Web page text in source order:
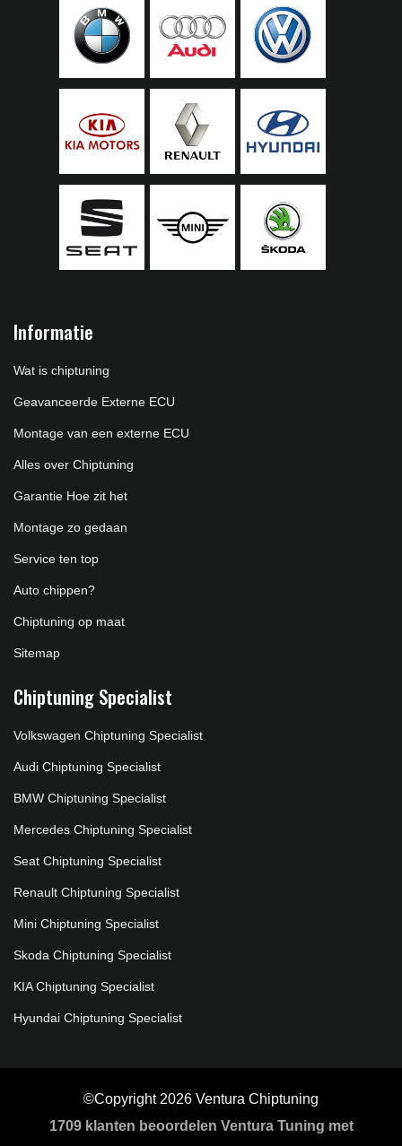
Informatie
Wat is chiptuning
Geavanceerde Externe ECU
Montage van een externe ECU
Alles over Chiptuning
Garantie Hoe zit het
Montage zo gedaan
Service ten top
Auto chippen?
Chiptuning op maat
Sitemap
Chiptuning Specialist
Volkswagen Chiptuning Specialist
Audi Chiptuning Specialist
BMW Chiptuning Specialist
Mercedes Chiptuning Specialist
Seat Chiptuning Specialist
Renault Chiptuning Specialist
Mini Chiptuning Specialist
Skoda Chiptuning Specialist
KIA Chiptuning Specialist
Hyundai Chiptuning Specialist
©Copyright 2026 Ventura Chiptuning
1709klanten beoordelen Ventura Tuning met